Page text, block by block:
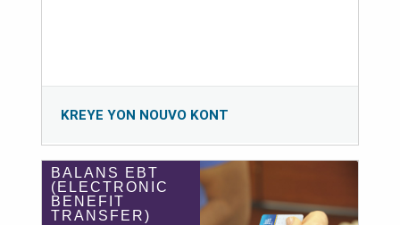
KREYE YON NOUVO KONT
BALANS EBT
(ELECTRONIC
BENEFIT
TRANSFER)